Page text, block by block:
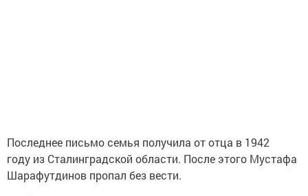
Последнее письмо семья получила от отца в 1942
году из Сталинградской области. После этого Мустафа
Шарафутдинов пропал без вести.